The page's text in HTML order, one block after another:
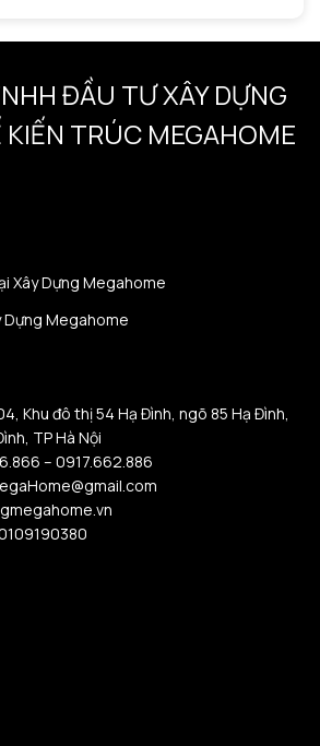
ĐẦU TƯ XÂY DỰNG
KIẾN TRÚC MEGAHOME
Xây Dựng Megahome
Dựng Megahome
Khu đô thị 54 Hạ Đình, ngõ 85 Hạ Đình,
TP Hà Nội
– 0917.662.886